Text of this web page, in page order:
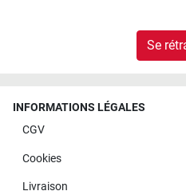
Se
INFORMATIONS LÉGALES
CGV
Cookies
Livraison